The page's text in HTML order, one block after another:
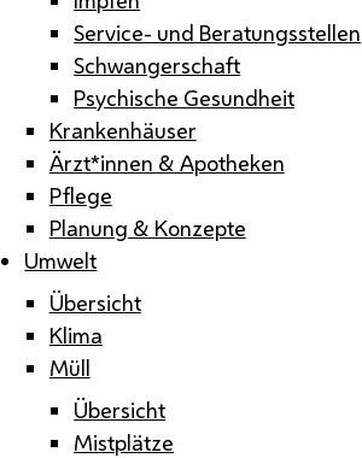
Service- und Beratungsstellen
Schwangerschaft
Psychische Gesundheit
Krankenhäuser
Ärzt*innen & Apotheken
Pflege
Planung & Konzepte
Umwelt
Übersicht
Klima
Müll
Übersicht
Mistplätze